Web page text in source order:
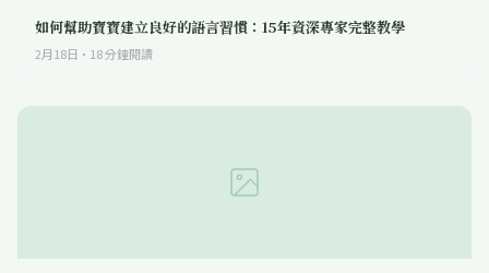
如何幫助寶寶建立良好的語言習慣：15年資深專家完整教學
2月18日 · 18分鐘閱讀